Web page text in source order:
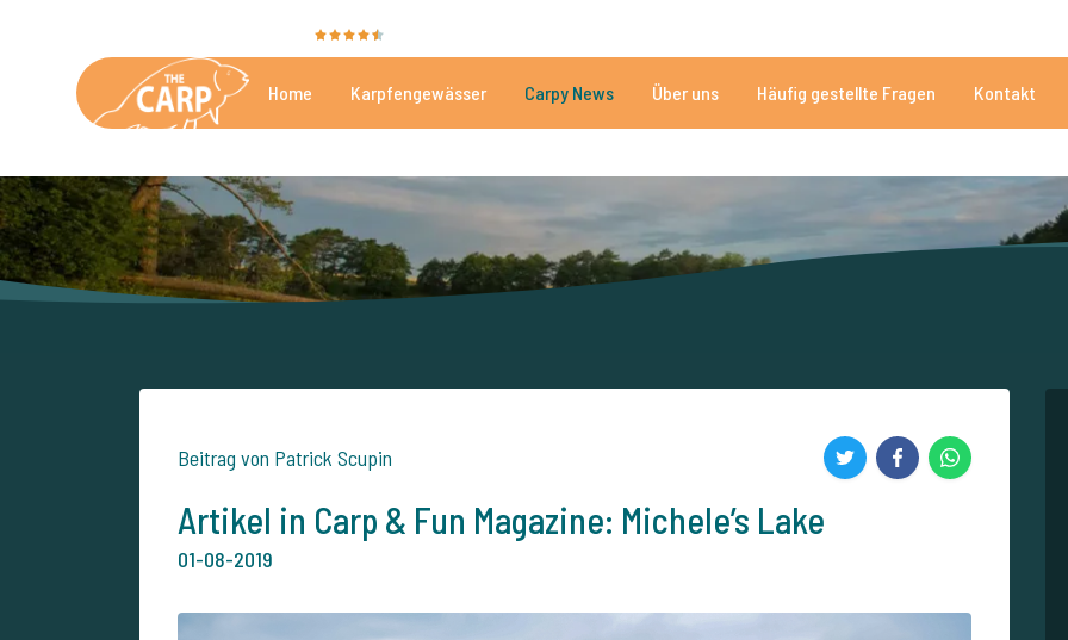
Home Karpfengewässer Carpy News Über uns Häufig gestellte Fragen Kontakt
Beitrag von Patrick Scupin
Artikel in Carp & Fun Magazine: Michele’s Lake
01-08-2019